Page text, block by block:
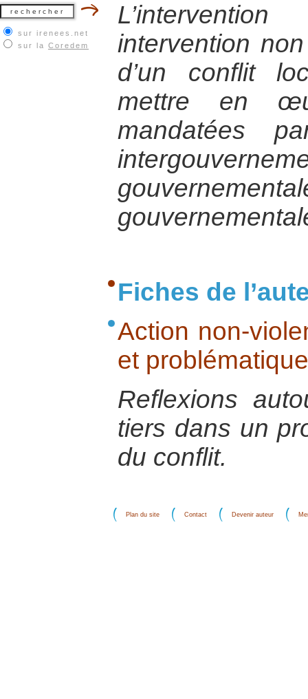
sur irenees.net
sur la Coredem
intervention
d’un conflit
mettre en
mandatées
Fiches de
Action non-
et
Reflexions
tiers dans un
du conflit.
Plan du site Contact Devenir auteur